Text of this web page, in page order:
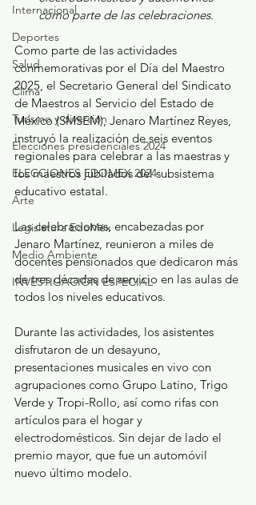
Internacional
Deportes
Salud
Clima
Turismo y diversión
Elecciones presidenciales 2024
ELECCIONES EDOMEX 2024
Arte
Legislatura EdoMéx
Medio Ambiente
INVESTIGACIÓN ESPECIAL
como parte de las celebraciones.
Como parte de las actividades
conmemorativas por el Día del Maestro
2025, el Secretario General del Sindicato
de Maestros al Servicio del Estado de
México (SMSEM), Jenaro Martínez Reyes,
instruyó la realización de seis eventos
regionales para celebrar a las maestras y
los maestros jubilados del subsistema
educativo estatal.
Las celebraciones, encabezadas por
Jenaro Martínez, reunieron a miles de
docentes pensionados que dedicaron más
de tres décadas de servicio en las aulas de
todos los niveles educativos.
Durante las actividades, los asistentes
disfrutaron de un desayuno,
presentaciones musicales en vivo con
agrupaciones como Grupo Latino, Trigo
Verde y Tropi-Rollo, así como rifas con
artículos para el hogar y
electrodomésticos. Sin dejar de lado el
premio mayor, que fue un automóvil
nuevo último modelo.